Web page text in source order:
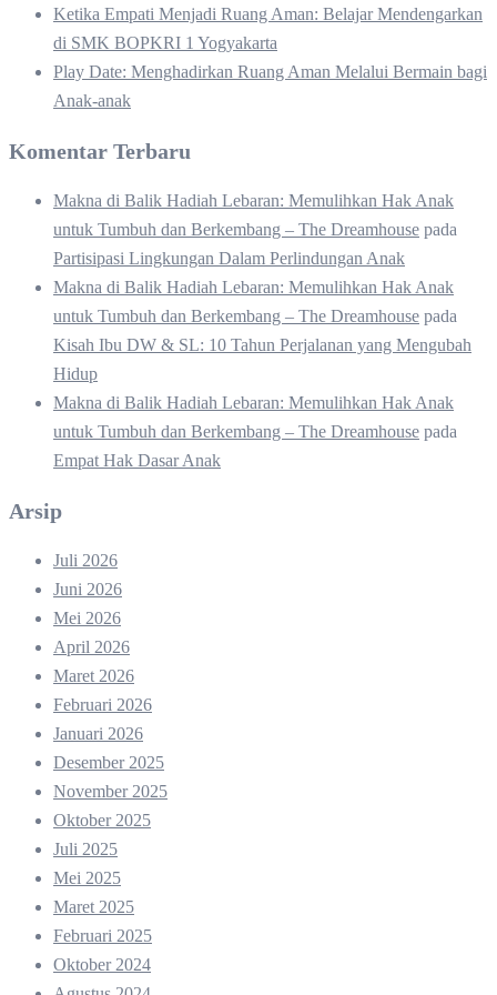
Ketika Empati Menjadi Ruang Aman: Belajar Mendengarkan
di SMK BOPKRI 1 Yogyakarta
Play Date: Menghadirkan Ruang Aman Melalui Bermain bagi
Anak-anak
Komentar Terbaru
Makna di Balik Hadiah Lebaran: Memulihkan Hak Anak
untuk Tumbuh dan Berkembang – The Dreamhouse pada
Partisipasi Lingkungan Dalam Perlindungan Anak
Makna di Balik Hadiah Lebaran: Memulihkan Hak Anak
untuk Tumbuh dan Berkembang – The Dreamhouse pada
Kisah Ibu DW & SL: 10 Tahun Perjalanan yang Mengubah
Hidup
Makna di Balik Hadiah Lebaran: Memulihkan Hak Anak
untuk Tumbuh dan Berkembang – The Dreamhouse pada
Empat Hak Dasar Anak
Arsip
Juli 2026
Juni 2026
Mei 2026
April 2026
Maret 2026
Februari 2026
Januari 2026
Desember 2025
November 2025
Oktober 2025
Juli 2025
Mei 2025
Maret 2025
Februari 2025
Oktober 2024